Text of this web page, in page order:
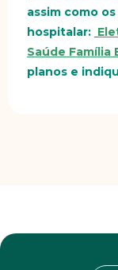
assim como
hospitalar:
Saúde Família
planos e